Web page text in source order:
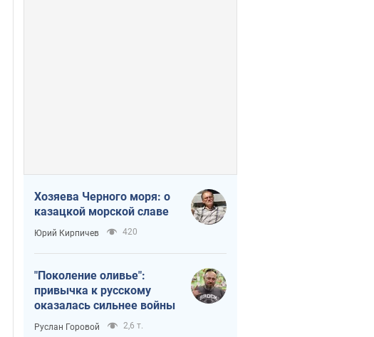
Хозяева Черного моря: о
казацкой морской славе
Юрий Кирпичев 420
"Поколение оливье":
привычка к русскому
оказалась сильнее войны
Руслан Горовой 2,6 т.